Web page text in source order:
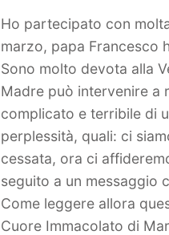
Ho partecipato con
marzo, papa Francesco
Sono molto devota alla
Madre può intervenire a
complicato e terribile di
perplessità, quali: ci
cessata, ora ci
seguito a un messaggio
Come leggere allora
Cuore Immacolato di